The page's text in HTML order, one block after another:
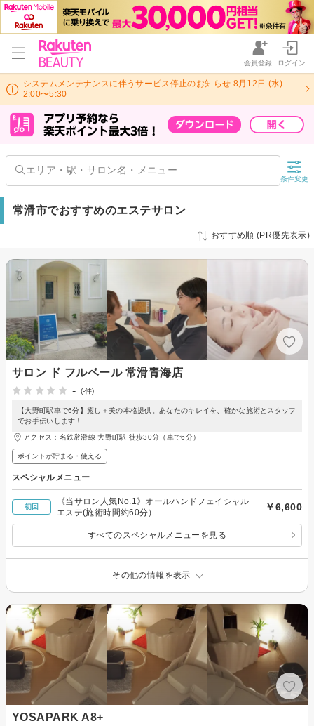
会員登録 ログイン
システムメンテナンスに伴うサービス停止のお知らせ 8月12日 (水)
2:00〜5:30
条件変更
常滑市でおすすめのエステサロン
おすすめ順 (PR優先表示)
サロン ド フルベール 常滑青海店
-
(-件)
【大野町駅車で6分】癒し＋美の本格提供。あなたのキレイを、確かな施術とスタッフ
でお手伝いします！
アクセス：名鉄常滑線 大野町駅 徒歩30分（車で6分）
ポイントが貯まる・使える
スペシャルメニュー
初回
《当サロン人気No.1》オールハンドフェイシャル
エステ(施術時間約60分）
￥6,600
すべてのスペシャルメニューを見る
その他の情報を表示
YOSAPARK A8+